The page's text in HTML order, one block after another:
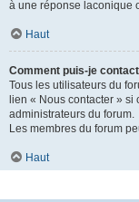
à une réponse laconique
Haut
Comment puis-je
Tous les utilisateurs du
lien « Nous contacter »
administrateurs du forum.
Les membres du forum
Haut